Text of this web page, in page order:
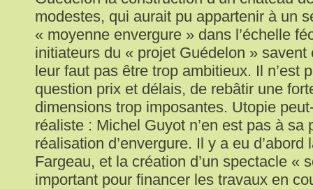
modestes, qui aurait pu appartenir à un
« moyenne envergure » dans l’échelle
initiateurs du « projet Guédelon » savent
leur faut pas être trop ambitieux. Il n’est
question prix et délais, de rebâtir une
dimensions trop imposantes. Utopie
réaliste : Michel Guyot n’en est pas à sa
réalisation d’envergure. Il y a eu
Fargeau, et la création d’un spectacle «
important pour financer les travaux en